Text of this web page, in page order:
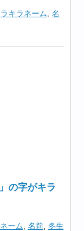
キラネーム, 名
の字がキラ
ーム, 名前, 冬生